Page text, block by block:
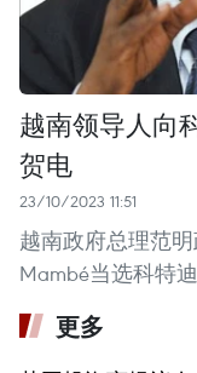
越南领导人向
贺电
23/10/2023 11:51
越南政府总理范明
Mambé当选科特
更多